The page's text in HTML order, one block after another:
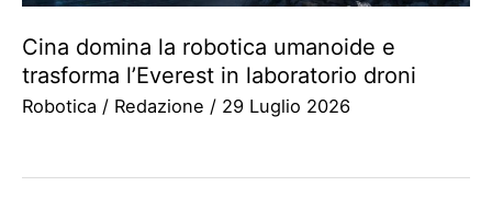
Cina domina la robotica umanoide e
trasforma l’Everest in laboratorio droni
Robotica / Redazione / 29 Luglio 2026